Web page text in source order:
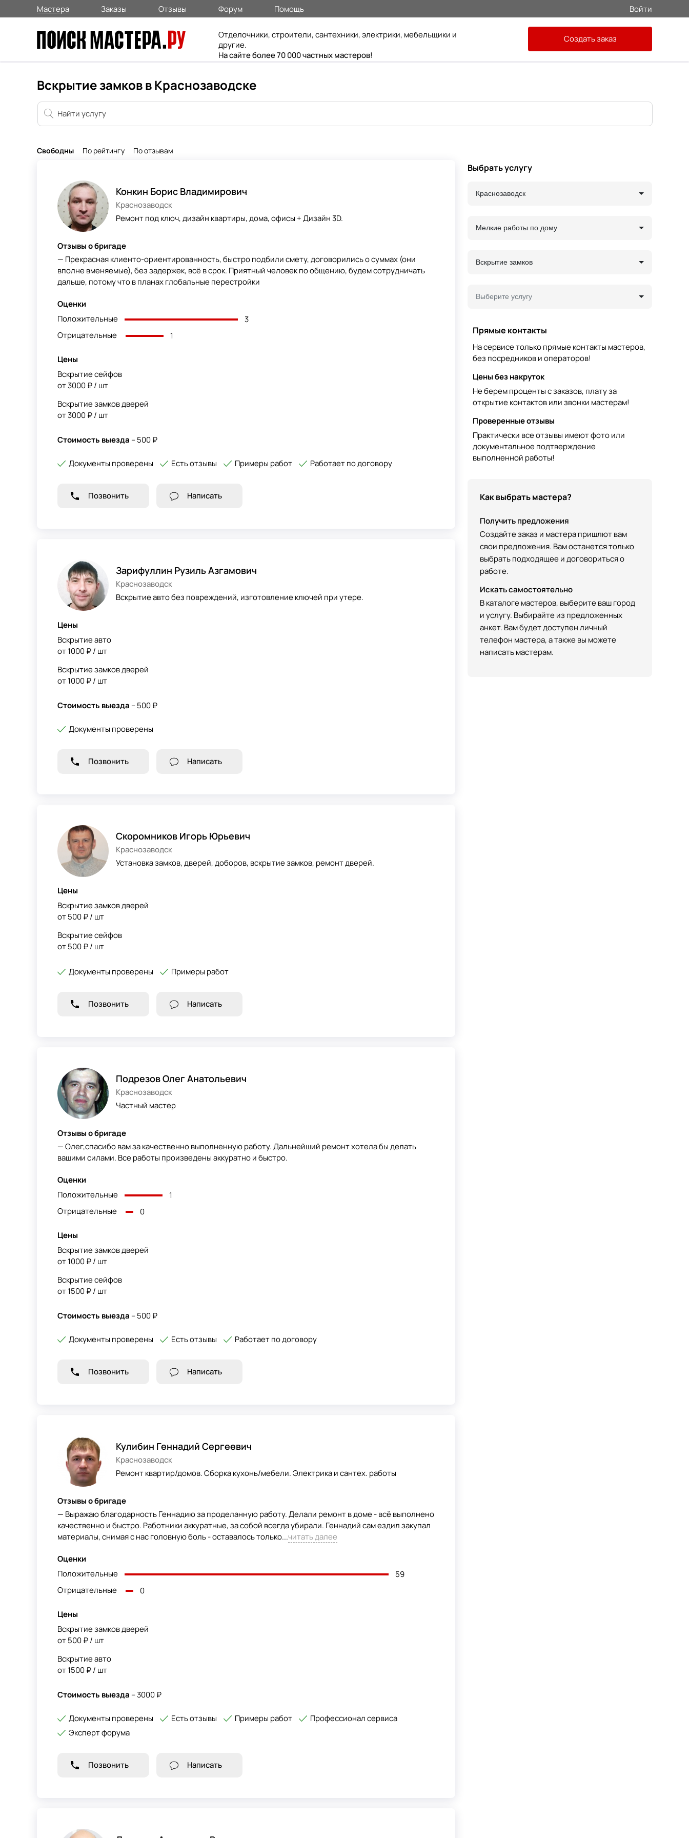
Мастера Заказы Отзывы Форум Помощь Войти
Отделочники, строители, сантехники, электрики, мебельщики и
другие.
На сайте более 70 000 частных мастеров!
Создать заказ
Вскрытие замков в Краснозаводске
Свободны По рейтингу По отзывам
Конкин Борис Владимирович
Краснозаводск
Ремонт под ключ, дизайн квартиры, дома, офисы + Дизайн 3D.
Отзывы о бригаде
— Прекрасная клиенто-ориентированность, быстро подбили смету, договорились о суммах (они
вполне вменяемые), без задержек, всё в срок. Приятный человек по общению, будем сотрудничать
дальше, потому что в планах глобальные перестройки
Оценки
Положительные
3
Отрицательные
1
Цены
Вскрытие сейфов
от 3000 ₽ / шт
Вскрытие замков дверей
от 3000 ₽ / шт
Стоимость выезда – 500 ₽
Документы проверены Есть отзывы Примеры работ Работает по договору
Позвонить Написать
Зарифуллин Рузиль Азгамович
Краснозаводск
Вскрытие авто без повреждений, изготовление ключей при утере.
Цены
Вскрытие авто
от 1000 ₽ / шт
Вскрытие замков дверей
от 1000 ₽ / шт
Стоимость выезда – 500 ₽
Документы проверены
Позвонить Написать
Скоромников Игорь Юрьевич
Краснозаводск
Установка замков, дверей, доборов, вскрытие замков, ремонт дверей.
Цены
Вскрытие замков дверей
от 500 ₽ / шт
Вскрытие сейфов
от 500 ₽ / шт
Документы проверены Примеры работ
Позвонить Написать
Подрезов Олег Анатольевич
Краснозаводск
Частный мастер
Отзывы о бригаде
— Олег,спасибо вам за качественно выполненную работу. Дальнейший ремонт хотела бы делать
вашими силами. Все работы произведены аккуратно и быстро.
Оценки
Положительные
1
Отрицательные
0
Цены
Вскрытие замков дверей
от 1000 ₽ / шт
Вскрытие сейфов
от 1500 ₽ / шт
Стоимость выезда – 500 ₽
Документы проверены Есть отзывы Работает по договору
Позвонить Написать
Кулибин Геннадий Сергеевич
Краснозаводск
Ремонт квартир/домов. Сборка кухонь/мебели. Электрика и сантех. работы
Отзывы о бригаде
— Выражаю благодарность Геннадию за проделанную работу. Делали ремонт в доме - всё выполнено
качественно и быстро. Работники аккуратные, за собой всегда убирали. Геннадий сам ездил закупал
материалы, снимая с нас головную боль - оставалось только...читать далее
Оценки
Положительные
59
Отрицательные
0
Цены
Вскрытие замков дверей
от 500 ₽ / шт
Вскрытие авто
от 1500 ₽ / шт
Стоимость выезда – 3000 ₽
Документы проверены Есть отзывы Примеры работ
Профессионал сервиса
Эксперт форума
Позвонить Написать
Выбрать услугу
Краснозаводск
Мелкие работы по дому
Вскрытие замков
Выберите услугу
Прямые контакты
На сервисе только прямые контакты мастеров,
без посредников и операторов!
Цены без накруток
Не берем проценты с заказов, плату за
открытие контактов или звонки мастерам!
Проверенные отзывы
Практически все отзывы имеют фото или
документальное подтверждение
выполненной работы!
Как выбрать мастера?
Получить предложения
Создайте заказ и мастера пришлют вам
свои предложения. Вам останется только
выбрать подходящее и договориться о
работе.
Искать самостоятельно
В каталоге мастеров, выберите ваш город
и услугу. Выбирайте из предложенных
анкет. Вам будет доступен личный
телефон мастера, а также вы можете
написать мастерам.